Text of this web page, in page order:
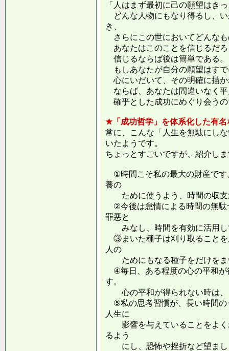
「人はまず最初に己の願望はき
どんな人物にもなり得るし、
き、
さらにこの世においてどんな
あなたはこのことを信じるだ
信じるならば後は簡単である。
もしあなたが自分の願望はす
心にいだいて、その明確に描
ならば、あなたは間違いなく
確乎とした成功にめぐり会う
★「成功哲学」を体系化した有
常に、こんな「人生を無駄にし
いたようです。
ちょっとすごいですが、紹介し
①時間こそ私の最大の財産です
養の
ために使うよう、時間の収支
②今後は怠情による時間の無駄
罪悪と
みなし、時間を有効に活用し
③まいた種子は刈り取ることを
人の
ためにもなる種子をだけをま
④毎日、ある程度の心の平和が
す。
心の平和が得られない時は、
⑤私の思考習慣が、長い時間の
人生に
影響を与えていることをよく
るよう
にし、恐怖や挫折など望まし